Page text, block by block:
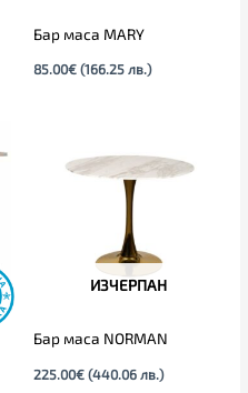
Бар маса MARY
85.00€ (166.25 лв.)
ИЗЧЕРПАН
Бар маса NORMAN
225.00€ (440.06 лв.)